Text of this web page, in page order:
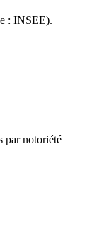
: INSEE).
par notoriété